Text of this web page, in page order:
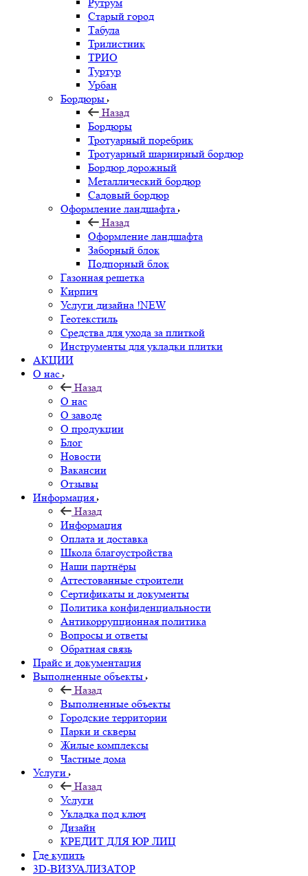
Старый город
Табула
Трилистник
ТРИО
Туртур
Урбан
Бордюры
Назад
Бордюры
Тротуарный поребрик
Тротуарный шарнирный бордюр
Бордюр дорожный
Металлический бордюр
Садовый бордюр
Оформление ландшафта
Назад
Оформление ландшафта
Заборный блок
Подпорный блок
Газонная решетка
Кирпич
Услуги дизайна !NEW
Геотекстиль
Средства для ухода за плиткой
Инструменты для укладки плитки
АКЦИИ
О нас
Назад
О нас
О заводе
О продукции
Блог
Новости
Вакансии
Отзывы
Информация
Назад
Информация
Оплата и доставка
Школа благоустройства
Наши партнёры
Аттестованные строители
Сертификаты и документы
Политика конфиденциальности
Антикоррупционная политика
Вопросы и ответы
Обратная связь
Прайс и документация
Выполненные объекты
Назад
Выполненные объекты
Городские территории
Парки и скверы
Жилые комплексы
Частные дома
Услуги
Назад
Услуги
Укладка под ключ
Дизайн
КРЕДИТ ДЛЯ ЮР ЛИЦ
Где купить
3D-ВИЗУАЛИЗАТОР